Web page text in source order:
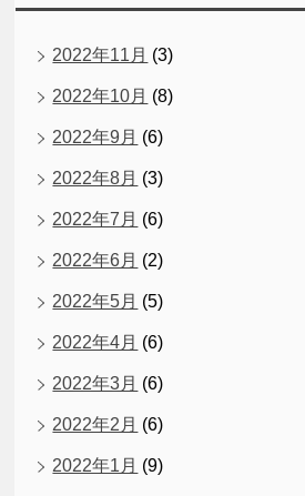
2022年11月 (3)
2022年10月 (8)
2022年9月 (6)
2022年8月 (3)
2022年7月 (6)
2022年6月 (2)
2022年5月 (5)
2022年4月 (6)
2022年3月 (6)
2022年2月 (6)
2022年1月 (9)